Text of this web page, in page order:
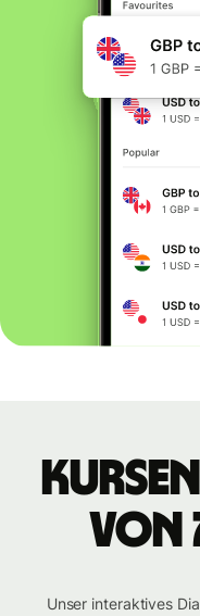
von
Unser interaktives